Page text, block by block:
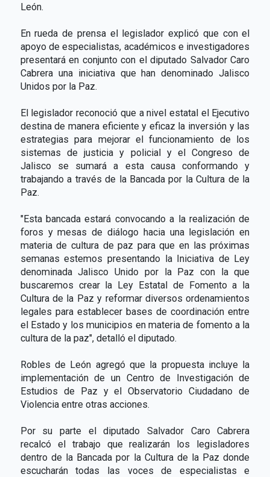
León.
En rueda de prensa el legislador explicó que con el
apoyo de especialistas, académicos e investigadores
presentará en conjunto con el diputado Salvador Caro
Cabrera una iniciativa que han denominado Jalisco
Unidos por la Paz.
El legislador reconoció que a nivel estatal el Ejecutivo
destina de manera eficiente y eficaz la inversión y las
estrategias para mejorar el funcionamiento de los
sistemas de justicia y policial y el Congreso de
Jalisco se sumará a esta causa conformando y
trabajando a través de la Bancada por la Cultura de la
Paz.
"Esta bancada estará convocando a la realización de
foros y mesas de diálogo hacia una legislación en
materia de cultura de paz para que en las próximas
semanas estemos presentando la Iniciativa de Ley
denominada Jalisco Unido por la Paz con la que
buscaremos crear la Ley Estatal de Fomento a la
Cultura de la Paz y reformar diversos ordenamientos
legales para establecer bases de coordinación entre
el Estado y los municipios en materia de fomento a la
cultura de la paz", detalló el diputado.
Robles de León agregó que la propuesta incluye la
implementación de un Centro de Investigación de
Estudios de Paz y el Observatorio Ciudadano de
Violencia entre otras acciones.
Por su parte el diputado Salvador Caro Cabrera
recalcó el trabajo que realizarán los legisladores
dentro de la Bancada por la Cultura de la Paz donde
escucharán todas las voces de especialistas e